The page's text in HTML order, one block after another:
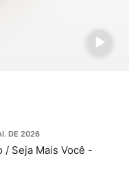
DE 2026
/ Seja Mais Você -